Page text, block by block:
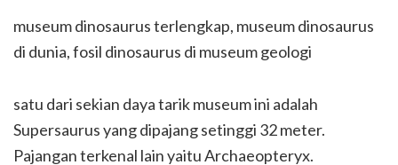
museum dinosaurus terlengkap, museum dinosaurus
di dunia, fosil dinosaurus di museum geologi
satu dari sekian daya tarik museum ini adalah
Supersaurus yang dipajang setinggi 32 meter.
Pajangan terkenal lain yaitu Archaeopteryx.